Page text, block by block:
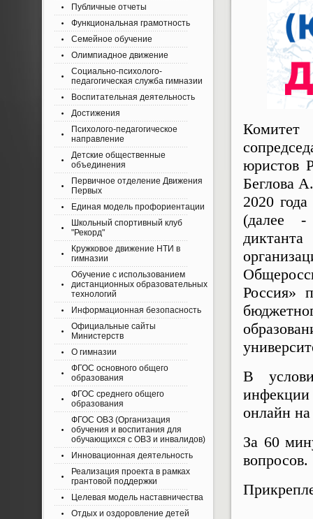
Комитет
юристов
Беглова
2020 года
(далее -
Россия»
В
онлайн
За 60
вопросов.
Публичные отчеты
Функциональная грамотность
Семейное обучение
Олимпиадное движение
Социально-психолого-
педагогическая служба гимназии
Воспитательная деятельность
Достижения
Психолого-педагогическое
направление
Детские общественные
объединения
Первичное отделение Движения
Первых
Единая модель профориентации
Школьный спортивный клуб
"Рекорд"
Кружковое движение НТИ в
гимназии
Обучение с использованием
дистанционных образовательных
технологий
Информационная безопасность
Официальные сайты
Министерств
О гимназии
ФГОС основного общего
образования
ФГОС среднего общего
образования
ФГОС ОВЗ (Организация
обучения и воспитания для
обучающихся с ОВЗ и инвалидов)
Инновационная деятельность
Реализация проекта в рамках
грантовой поддержки
Целевая модель наставничества
Отдых и оздоровление детей